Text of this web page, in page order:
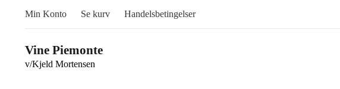
Min Konto Se kurv Handelsbetingelser
Vine Piemonte
v/Kjeld Mortensen